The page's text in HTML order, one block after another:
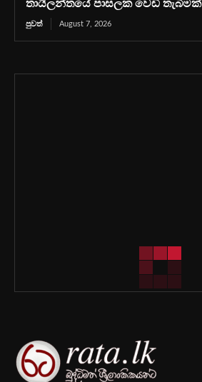
තායිලන්තයේ පාසලක වෙඩි තැබීමක්
පුවත් August 7, 2026